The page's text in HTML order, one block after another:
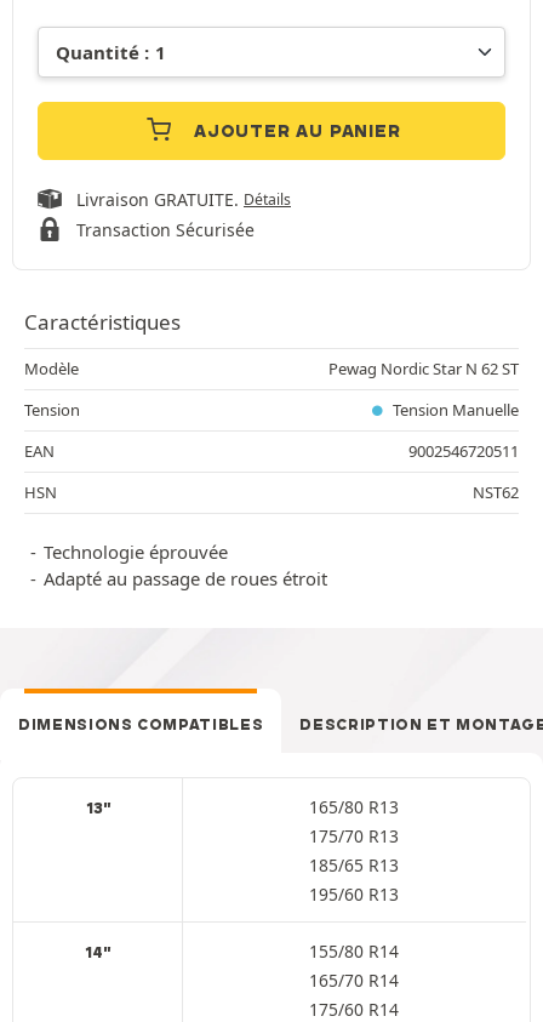
AJOUTER AU PANIER
Livraison GRATUITE. Détails
Transaction Sécurisée
Caractéristiques
Modèle
Pewag Nordic Star N 62 ST
Tension
Tension Manuelle
EAN
9002546720511
HSN
NST62
Technologie éprouvée
Adapté au passage de roues étroit
DIMENSIONS COMPATIBLES DESCRIPTION ET
13"
165/80 R13
175/70 R13
185/65 R13
195/60 R13
14"
155/80 R14
165/70 R14
175/60 R14